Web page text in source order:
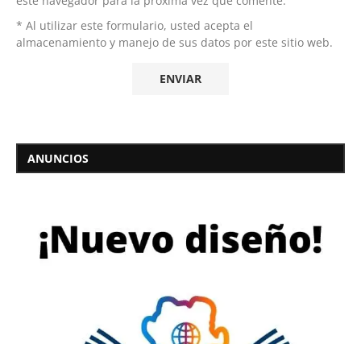
* Al utilizar este formulario, usted acepta el
almacenamiento y manejo de sus datos por este sitio web.
ANUNCIOS